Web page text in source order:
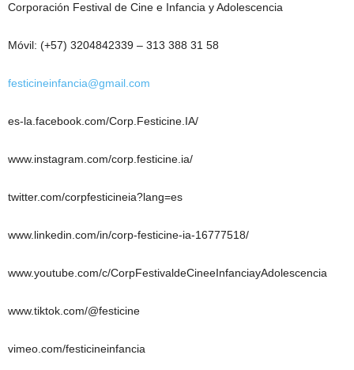
Corporación Festival de Cine e Infancia y Adolescencia
Móvil: (+57) 3204842339 – 313 388 31 58
festicineinfancia@gmail.com
es-la.facebook.com/Corp.Festicine.IA/
www.instagram.com/corp.festicine.ia/
twitter.com/corpfesticineia?lang=es
www.linkedin.com/in/corp-festicine-ia-16777518/
www.youtube.com/c/CorpFestivaldeCineeInfanciayAdolescencia
www.tiktok.com/@festicine
vimeo.com/festicineinfancia